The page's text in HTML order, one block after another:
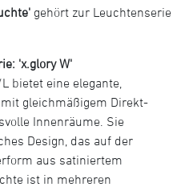
gehört zur Leuchtenserie
'x.glory W'
bietet eine elegante,
gleichmäßigem Direkt-
Innenräume. Sie
Design, das auf der
aus satiniertem
ist in mehreren